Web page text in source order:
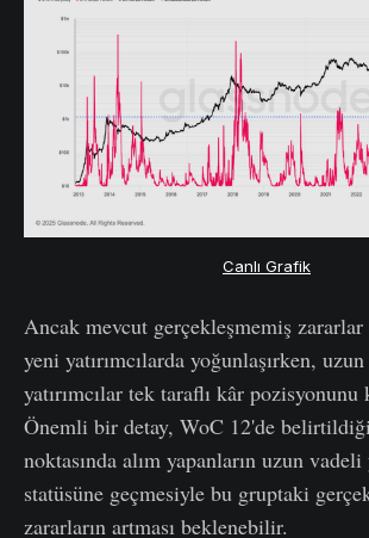
Canlı Grafik
Ancak mevcut gerçekleşmemiş
yeni yatırımcılarda yoğunlaşırken,
yatırımcılar tek taraflı kâr pozisyonunu
Önemli bir detay, WoC 12'de
noktasında alım yapanların uzun vadeli
statüsüne geçmesiyle bu gruptaki
zararların artması beklenebilir.